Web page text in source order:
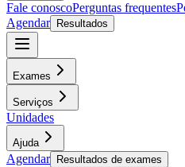
Fale conoscoPerguntas frequentes
Agendar
Resultados
Exames
Serviços
Unidades
Ajuda
Agendar Resultados de exames